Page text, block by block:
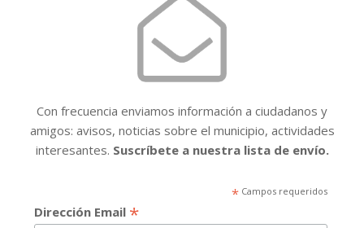
Con frecuencia enviamos información a ciudadanos y
amigos: avisos, noticias sobre el municipio, actividades
interesantes. Suscríbete a nuestra lista de envío.
*Campos requeridos
Dirección Email *